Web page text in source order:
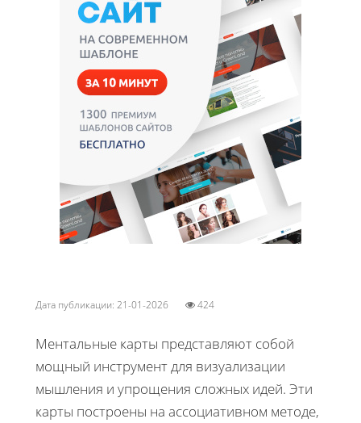
Дата публикации: 21-01-2026 424
Ментальные карты представляют собой
мощный инструмент для визуализации
мышления и упрощения сложных идей. Эти
карты построены на ассоциативном методе,